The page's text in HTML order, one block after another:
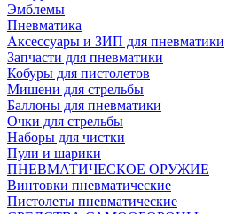
Эмблемы
Пневматика
Аксессуары и ЗИП для пневматики
Запчасти для пневматики
Кобуры для пистолетов
Мишени для стрельбы
Баллоны для пневматики
Очки для стрельбы
Наборы для чистки
Пули и шарики
ПНЕВМАТИЧЕСКОЕ ОРУЖИЕ
Винтовки пневматические
Пистолеты пневматические